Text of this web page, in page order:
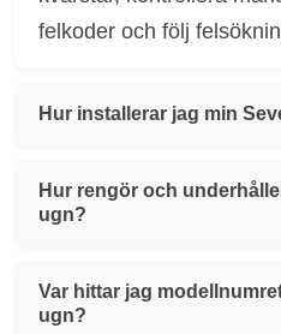
felkoder och följ
Hur installerar jag min
Hur rengör och
ugn?
Var hittar jag
ugn?